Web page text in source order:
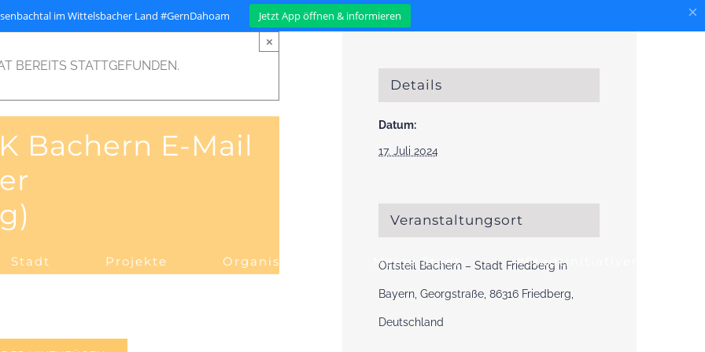
im Wittelsbacher Land #GernDahoam Jetzt App öffnen & informieren ×
Stadt Projekte Organisation Meine Stadt #StadtInitiativen
BEREITS STATTGEFUNDEN.
×
Bachern E-Mail
Details
Datum:
17. Juli 2024
Veranstaltungsort
Ortsteil Bachern – Stadt Friedberg in
Bayern, Georgstraße, 86316 Friedberg,
Deutschland